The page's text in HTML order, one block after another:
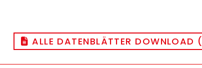
ALLE DATENBLÄTTER DOWNLOAD